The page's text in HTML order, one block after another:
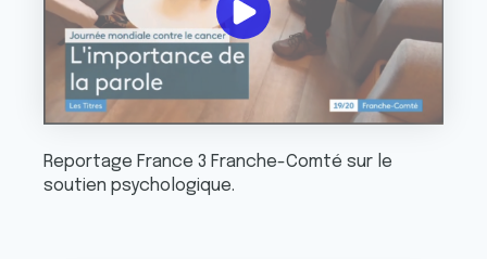
Reportage France 3 Franche-Comté sur le
soutien psychologique.